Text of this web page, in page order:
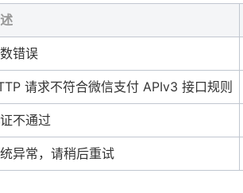
错误
请求不符合微信支付 APIv3 接口规则
不通过
异常，请稍后重试